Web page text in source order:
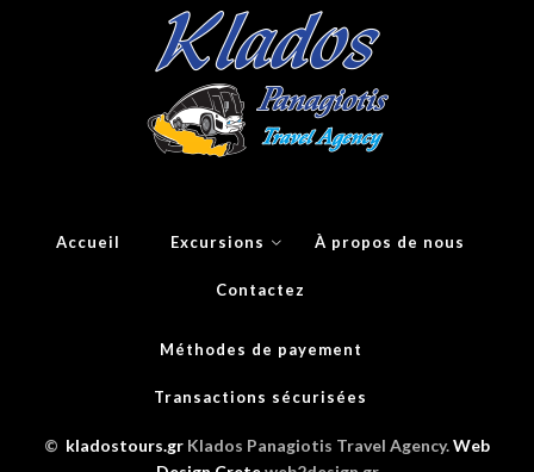
Accueil Excursions À propos de nous
Contactez
Méthodes de payement
Transactions sécurisées
© kladostours.gr Klados Panagiotis Travel Agency.Web